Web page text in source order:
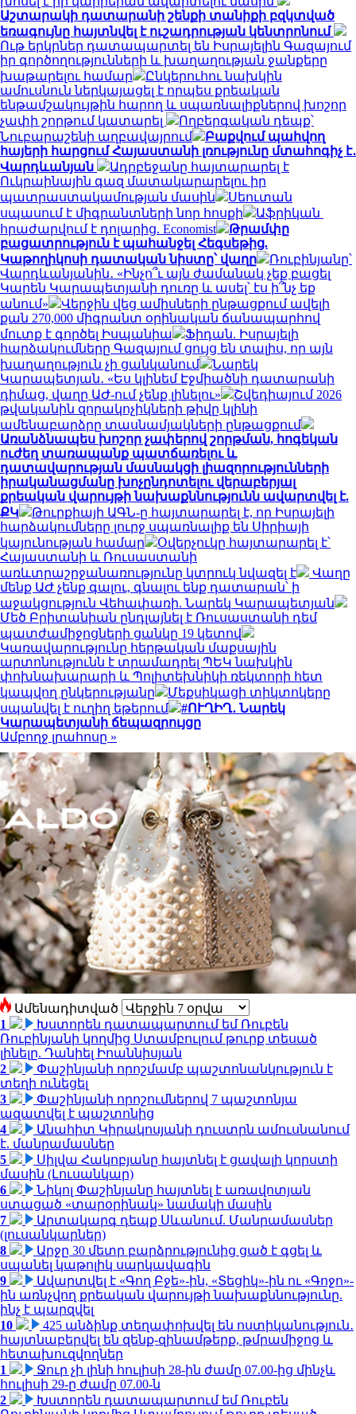
Աշտարակի դատարանի շենքի տանիքի բզկտված
եռագույնը հայտնվել է ուշադրության կենտրոնում
Ութ երկրներ դատապարտել են Իսրայելին Գազայում
իր գործողությունների և խաղաղության ջանքերը
խաթարելու համար
Ընկերուհու նախկին
ամուսնուն ներկայացել է որպես քրեական
ենթամշակույթին հարող և սպառնալիքներով խոշոր
չափի շորթում կատարել
Ողբերգական դեպք՝
Նուբարաշենի աղբավայրում
Բաքվում պահվող
հայերի հարցում Հայաստանի լռությունը մտահոգիչ է․
Վարդևանյան
Ադրբեջանը հայտարարել է
Ուկրաինային գազ մատակարարելու իր
պատրաստակամության մասին
Սեուտան
սպասում է միգրանտների նոր հոսքի
Աֆրիկան ​​
հրաժարվում է դոլարից. Economist
Թրամփը
բացատրություն է պահանջել Հեգսեթից.
Կաթողիկոսի դատական նիստը՝ վաղը
Ռուբինյանը՝
Վարդևանյանին․ «Ինչո՞ւ այն ժամանակ չեք բացել
Կարեն Կարապետյանի դուռը և ասել՝ էս ի՞նչ եք
անում»
Վերջին վեց ամիսների ընթացքում ավելի
քան 270,000 միգրանտ օրինական ճանապարհով
մուտք է գործել Իսպանիա
Ֆիդան. Իսրայելի
հարձակումները Գազայում ցույց են տալիս, որ այն
խաղաղություն չի ցանկանում
Նարեկ
Կարապետյան․ «Ես կլինեմ Էջմիածնի դատարանի
դիմաց, վաղը ԱԺ-ում չենք լինելու»
Շվեդիայում 2026
թվականին զորակոչիկների թիվը կլինի
ամենաբարձրը տասնամյակների ընթացքում
Առանձնապես խոշոր չափերով շորթման, հոգեկան
ուժեղ տառապանք պատճառելու և
դատավարության մասնակցի լիազորությունների
իրականացմանը խոչընդոտելու վերաբերյալ
քրեական վարույթի նախաքննությունն ավարտվել է.
ՔԿ
Թուրքիայի ԱԳՆ-ը հայտարարել է, որ Իսրայելի
հարձակումները լուրջ սպառնալիք են Սիրիայի
կայունության համար
Օվերչուկը հայտարարել է՝
Հայաստանի և Ռուսաստանի
առևտրաշրջանառությունը կտրուկ նվազել է
Վաղը
մենք ԱԺ չենք գալու, գնալու ենք դատարան՝ ի
աջակցություն Վեհափառի. Նարեկ Կարապետյան
Մեծ Բրիտանիան ընդլայնել է Ռուսաստանի դեմ
պատժամիջոցների ցանկը 19 կետով
Կառավարությունը հերթական մաքսային
արտոնությունն է տրամադրել ՊԵԿ նախկին
փոխնախարարի և Պոլիտեխնիկի ռեկտորի հետ
կապվող ընկերությանը
Մեքսիկացի տիկտոկերը
սպանվել է ուղիղ եթերում
#ՈՒՂԻՂ․ Նարեկ
Կարապետյանի ճեպազրույցը
Ամբողջ լրահոսը »
Ամենադիտված
1
Խստորեն դատապարտում եմ Ռուբեն
Ռուբինյանի կողմից Ստամբուլում թուրք տեսած
լինելը. Դանիել Իոաննիսյան
2
Փաշինյանի որոշմամբ պաշտոնանկություն է
տեղի ունեցել
3
Փաշինյանի որոշումներով 7 պաշտոնյա
ազատվել է պաշտոնից
4
Անահիտ Կիրակոսյանի դուստրն ամուսնանում
է. մանրամասներ
5
Սիլվա Հակոբյանը հայտնել է ցավալի կորստի
մասին (Լուսանկար)
6
Նիկոլ Փաշինյանը հայտնել է առավոտյան
ստացած «տարօրինակ» նամակի մասին
7
Արտակարգ դեպք Սևանում. Մանրամասներ
(լուսանկարներ)
8
Արջը 30 մետր բարձրությունից ցած է գցել և
սպանել կաթոլիկ սարկավագին
9
Ավարտվել է «Գող Բջե»-ին, «Տեցիկ»-ին ու «Գոջո»-
ին առնչվող քրեական վարույթի նախաքննությունը.
ինչ է պարզվել
10
425 անձինք տեղափոխվել են ոստիկանություն․
հայտնաբերվել են զենք-զինամթերք, թմրամիջոց և
հետախուզվողներ
1
Ջուր չի լինի հուլիսի 28-ին ժամը 07.00-ից մինչև
հուլիսի 29-ը ժամը 07.00-ն
2
Խստորեն դատապարտում եմ Ռուբեն